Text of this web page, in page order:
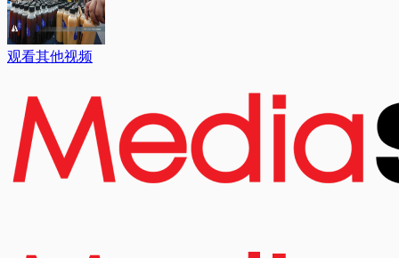
观看其他视频